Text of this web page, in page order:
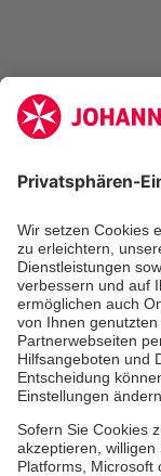
Die Johanniter
des